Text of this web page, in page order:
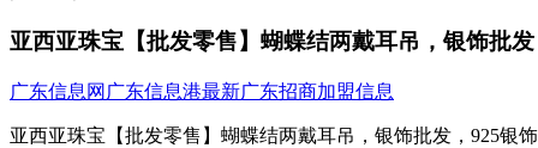
亚西亚珠宝【批发零售】蝴蝶结两戴耳吊，银饰批
广东信息网 广东信息港最新广东招商加盟信息
亚西亚珠宝【批发零售】蝴蝶结两戴耳吊，银饰批发，925银